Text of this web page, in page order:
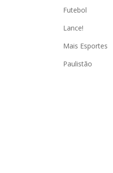
Futebol
Lance!
Mais Esportes
Paulistão